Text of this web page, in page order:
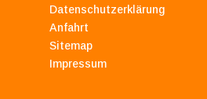
Datenschutzerklärung
Anfahrt
Sitemap
Impressum